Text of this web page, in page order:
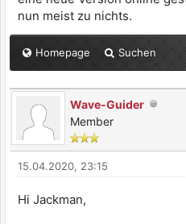
nun meist zu nichts.
Homepage Suchen
Wave-Guider
Member
15.04.2020, 23:15
Hi Jackman,